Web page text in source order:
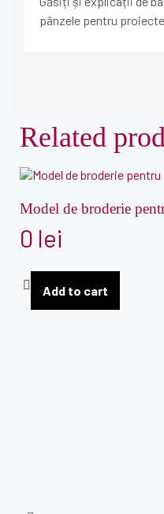
pânzele pentru
Related
Model de broderie
0 lei
Add to cart